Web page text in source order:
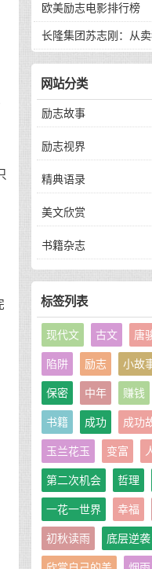
欧美励志电影排行榜
长隆集团苏志刚：从
130亿，他的秘诀是？
网站分类
励志故事
励志视界
精典语录
美文欣赏
书籍杂志
标签列表
现代文 古文 唐
陷阱 励志 小故
保密 中年 赚钱
书籍 成功 成功
玉兰花玉 变富
第二次机会 哲理
一花一世界 幸福
初秋读雨 底层逆袭